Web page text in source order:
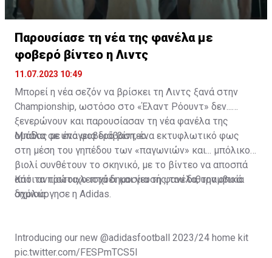
Παρουσίασε τη νέα της φανέλα με
φοβερό βίντεο η Λιντς
11.07.2023 10:49
Μπορεί η νέα σεζόν να βρίσκει τη Λιντς ξανά στην
Championship, ωστόσο στο «Έλαντ Ρόουντ» δεν...
ξενερώνουν και παρουσίασαν τη νέα φανέλα της
ομάδας με ένα φοβερό βίντεο.
Μπάλα σε υπόγεια διάβαση, ένα εκτυφλωτικό φως
στη μέση του γηπέδου των «παγωνιών» και... μπόλικο
βιολί συνθέτουν το σκηνικό, με το βίντεο να αποσπά
από τα πρώτα λεπτά δημοσίευσής του διθυραμβικά
σχόλια.
Κάτι αντίστοιχο ισχύει και για τη φανέλα, την οποία
δημιούργησε η Adidas.
Introducing our new @adidasfootball
2023/24 home kit
pic.twitter.com/FESPmTCS5I